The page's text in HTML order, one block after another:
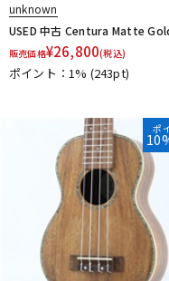
unknown
USED 中古 Centura Matte
販売価格¥26,800(税込)
ポイント：1% (243pt)
ポ